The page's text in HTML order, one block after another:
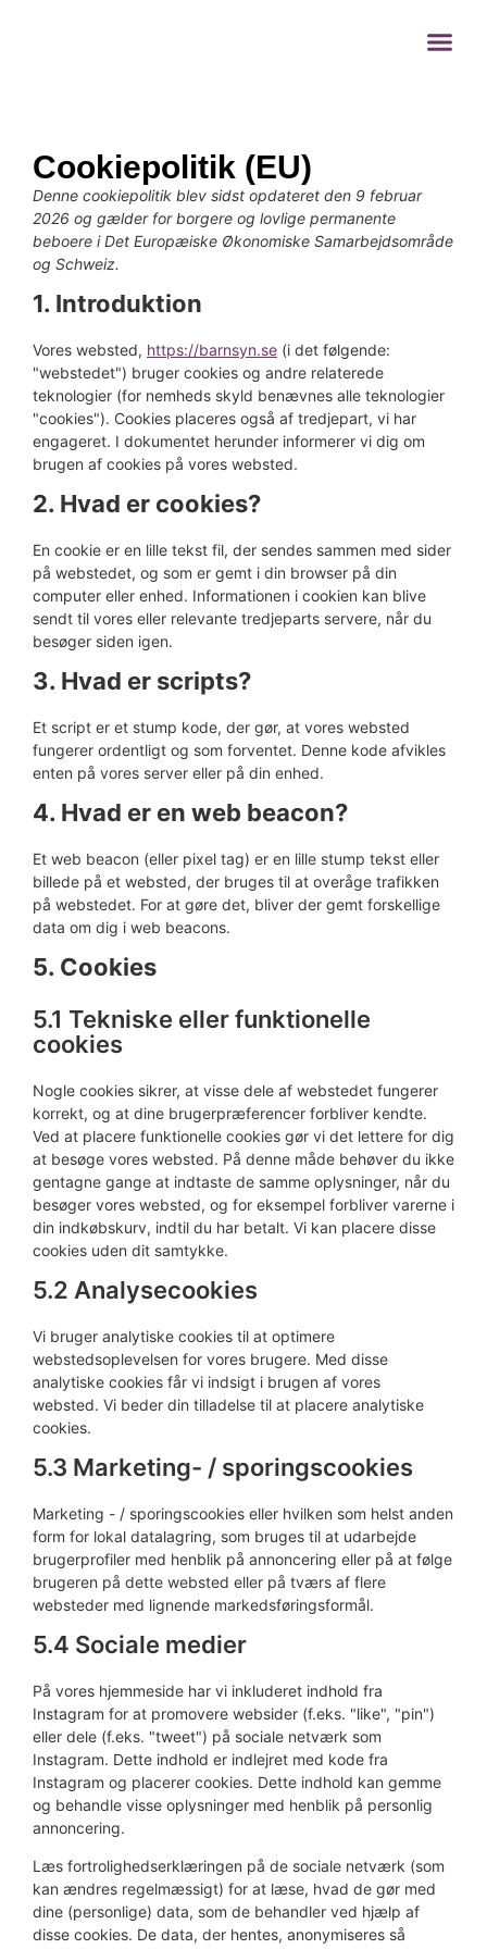
Cookiepolitik (EU)
Denne cookiepolitik blev sidst opdateret den 9 februar
2026 og gælder for borgere og lovlige permanente
beboere i Det Europæiske Økonomiske Samarbejdsområde
og Schweiz.
1. Introduktion
Vores websted, https://barnsyn.se (i det følgende:
"webstedet") bruger cookies og andre relaterede
teknologier (for nemheds skyld benævnes alle teknologier
"cookies"). Cookies placeres også af tredjepart, vi har
engageret. I dokumentet herunder informerer vi dig om
brugen af ​​cookies på vores websted.
2. Hvad er cookies?
En cookie er en lille tekst fil, der sendes sammen med sider
på webstedet, og som er gemt i din browser på din
computer eller enhed. Informationen i cookien kan blive
sendt til vores eller relevante tredjeparts servere, når du
besøger siden igen.
3. Hvad er scripts?
Et script er et stump kode, der gør, at vores websted
fungerer ordentligt og som forventet. Denne kode afvikles
enten på vores server eller på din enhed.
4. Hvad er en web beacon?
Et web beacon (eller pixel tag) er en lille stump tekst eller
billede på et websted, der bruges til at overåge trafikken
på webstedet. For at gøre det, bliver der gemt forskellige
data om dig i web beacons.
5. Cookies
5.1 Tekniske eller funktionelle
cookies
Nogle cookies sikrer, at visse dele af webstedet fungerer
korrekt, og at dine brugerpræferencer forbliver kendte.
Ved at placere funktionelle cookies gør vi det lettere for dig
at besøge vores websted. På denne måde behøver du ikke
gentagne gange at indtaste de samme oplysninger, når du
besøger vores websted, og for eksempel forbliver varerne i
din indkøbskurv, indtil du har betalt. Vi kan placere disse
cookies uden dit samtykke.
5.2 Analysecookies
Vi bruger analytiske cookies til at optimere
webstedsoplevelsen for vores brugere. Med disse
analytiske cookies får vi indsigt i brugen af ​​vores
websted. Vi beder din tilladelse til at placere analytiske
cookies.
5.3 Marketing- / sporingscookies
Marketing - / sporingscookies eller hvilken som helst anden
form for lokal datalagring, som bruges til at udarbejde
brugerprofiler med henblik på annoncering eller på at følge
brugeren på dette websted eller på tværs af flere
websteder med lignende markedsføringsformål.
5.4 Sociale medier
På vores hjemmeside har vi inkluderet indhold fra
Instagram for at promovere websider (f.eks. "like", "pin")
eller dele (f.eks. "tweet") på sociale netværk som
Instagram. Dette indhold er indlejret med kode fra
Instagram og placerer cookies. Dette indhold kan gemme
og behandle visse oplysninger med henblik på personlig
annoncering.
Læs fortrolighedserklæringen på de sociale netværk (som
kan ændres regelmæssigt) for at læse, hvad de gør med
dine (personlige) data, som de behandler ved hjælp af
disse cookies. De data, der hentes, anonymiseres så